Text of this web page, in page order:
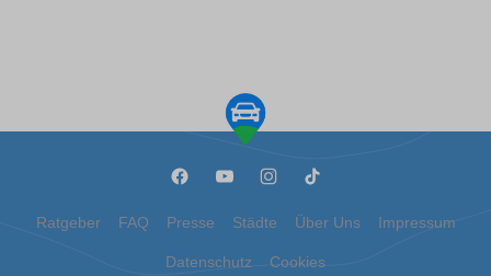
Ratgeber FAQ Presse Städte Über Uns Impressum
Datenschutz Cookies